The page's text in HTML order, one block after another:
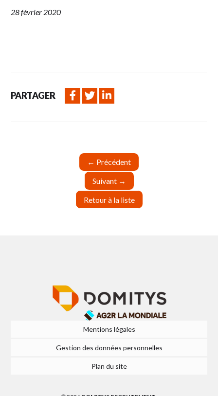
28 février 2020
PARTAGER
Retour à la liste
← Précédent
Suivant→
Mentions légales
Gestion des données personnelles
Plan du site